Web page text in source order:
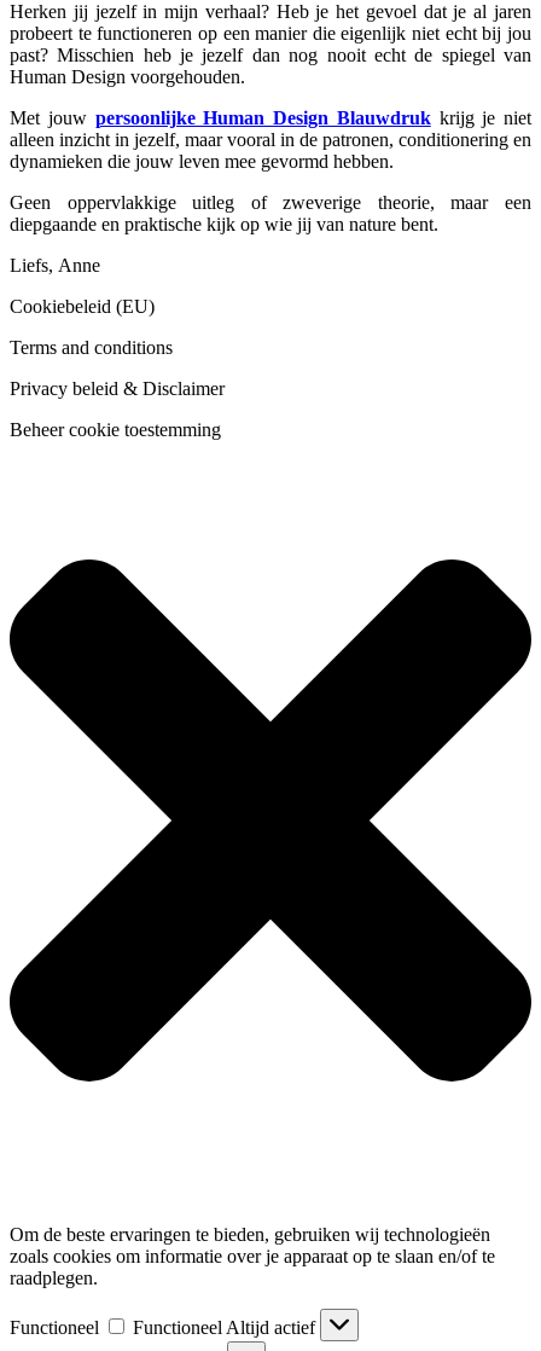
Herken jij jezelf in mijn verhaal? Heb je het gevoel dat je al jaren
probeert te functioneren op een manier die eigenlijk niet echt bij jou
past? Misschien heb je jezelf dan nog nooit echt de spiegel van
Human Design voorgehouden.
Met jouw persoonlijke Human Design Blauwdrukkrijg je niet
alleen inzicht in jezelf, maar vooral in de patronen, conditionering en
dynamieken die jouw leven mee gevormd hebben.
Geen oppervlakkige uitleg of zweverige theorie, maar een
diepgaande en praktische kijk op wie jij van nature bent.
Liefs, Anne
Cookiebeleid (EU)
Terms and conditions
Privacy beleid & Disclaimer
Beheer cookie toestemming
Om de beste ervaringen te bieden, gebruiken wij technologieën
zoals cookies om informatie over je apparaat op te slaan en/of te
raadplegen.
Functioneel Functioneel Altijd actief